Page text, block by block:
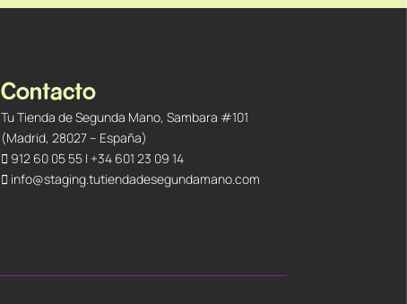
Contacto
Tu Tienda de Segunda Mano, Sambara #101
(Madrid, 28027 – España)
912 60 05 55| +34 601 23 09 14
info@staging.tutiendadesegundamano.com